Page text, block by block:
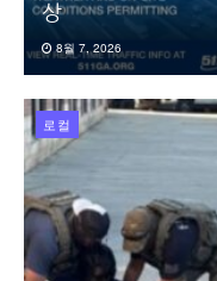
상
8월 7, 2026
로컬